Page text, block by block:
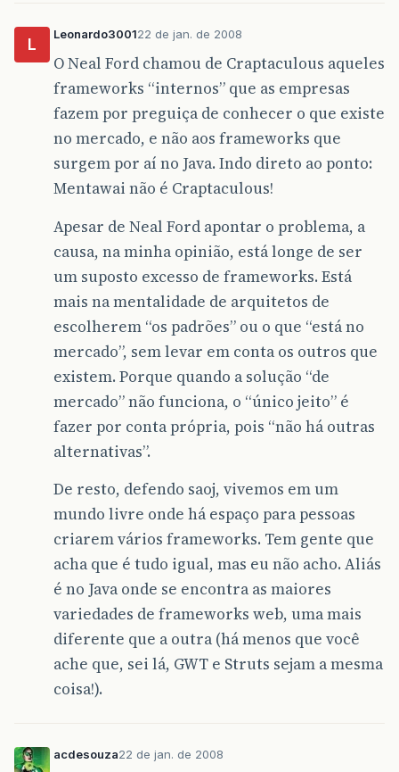
L
Leonardo300122 de jan. de 2008
O Neal Ford chamou de Craptaculous aqueles
frameworks “internos” que as empresas
fazem por preguiça de conhecer o que existe
no mercado, e não aos frameworks que
surgem por aí no Java. Indo direto ao ponto:
Mentawai não é Craptaculous!
Apesar de Neal Ford apontar o problema, a
causa, na minha opinião, está longe de ser
um suposto excesso de frameworks. Está
mais na mentalidade de arquitetos de
escolherem “os padrões” ou o que “está no
mercado”, sem levar em conta os outros que
existem. Porque quando a solução “de
mercado” não funciona, o “único jeito” é
fazer por conta própria, pois “não há outras
alternativas”.
De resto, defendo saoj, vivemos em um
mundo livre onde há espaço para pessoas
criarem vários frameworks. Tem gente que
acha que é tudo igual, mas eu não acho. Aliás
é no Java onde se encontra as maiores
variedades de frameworks web, uma mais
diferente que a outra (há menos que você
ache que, sei lá, GWT e Struts sejam a mesma
coisa!).
acdesouza22 de jan. de 2008